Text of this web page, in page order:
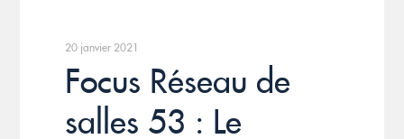
20 janvier 2021
Focus Réseau de
salles 53 : Le